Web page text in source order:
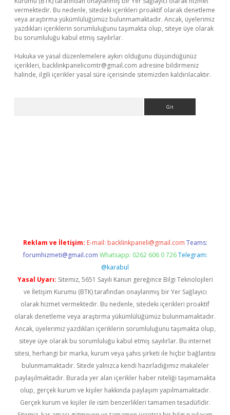
vermektedir. Bu nedenle, sitedeki içerikleri proaktif olarak denetleme
veya araştırma yükümlülüğümüz bulunmamaktadır. Ancak, üyelerimiz
yazdıkları içeriklerin sorumluluğunu taşımakta olup, siteye üye olarak
bu sorumluluğu kabul etmiş sayılırlar.
Hukuka ve yasal düzenlemelere aykırı olduğunu düşündüğünüz
içerikleri, backlinkpanelicomtr@gmail.com adresine bildirmeniz
halinde, ilgili içerikler yasal süre içerisinde sitemizden kaldırılacaktır.
Reklam ve İletişim: E-mail: backlinkpaneli@gmail.com Teams:
forumhizmeti@gmail.com Whatsapp: 0262 606 0 726 Telegram:
@karabul
Yasal Uyarı: Sitemiz, 5651 Sayılı Kanun gereğince Bilgi Teknolojileri
ve İletişim Kurumu (BTK) tarafından onaylanmış bir Yer Sağlayıcı
olarak hizmet vermektedir. Bu nedenle, sitedeki içerikleri proaktif
olarak denetleme veya araştırma yükümlülüğümüz bulunmamaktadır.
Ancak, üyelerimiz yazdıkları içeriklerin sorumluluğunu taşımakta olup,
siteye üye olarak bu sorumluluğu kabul etmiş sayılırlar. Bu internet
sitesi, herhangi bir marka, kurum veya şahıs şirketi ile hiçbir bağlantısı
bulunmamaktadır. Sitede yalnızca kendi hazırladığımız makaleler
paylaşılmaktadır. Burada yer alan içerikler haber niteliği taşımamakta
olup, gerçek kurum ve kişiler hakkında paylaşım yapılmamaktadır.
Gerçek kurum ve kişiler ile isim benzerlikleri tamamen tesadüfidir.